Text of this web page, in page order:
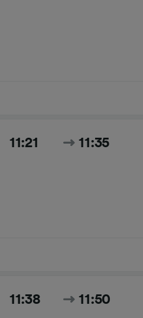
11:21 11:35
11:38 11:50